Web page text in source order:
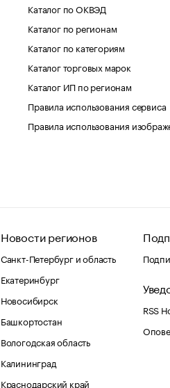
Каталог по ОКВЭД
Каталог по регионам
Каталог по категориям
Каталог торговых марок
Каталог ИП по регионам
Правила использования сервиса
Правила использования
Новости регионов
Санкт-Петербург и область
Екатеринбург
Новосибирск
Башкортостан
Вологодская область
Калининград
Краснодарский край
RSS